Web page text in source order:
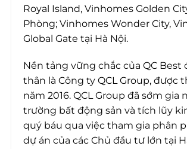
Royal Island, Vinhomes Golden
Phòng; Vinhomes Wonder City,
Global Gate tại Hà Nội.
Nền tảng vững chắc của QC Best
thân là Công ty QCL Group, được
năm 2016. QCL Group đã sớm gia
trường bất động sản và tích lũy
quý báu qua việc tham gia phân
dự án của các Chủ đầu tư lớn tại